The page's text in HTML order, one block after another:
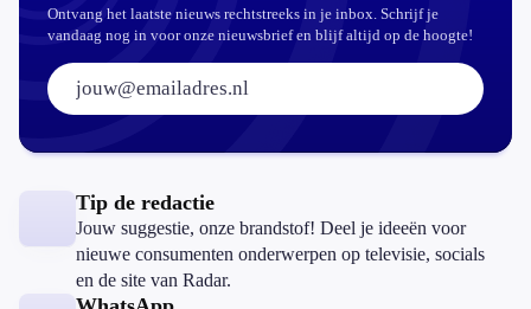
Ontvang het laatste nieuws rechtstreeks in je inbox. Schrijf je
vandaag nog in voor onze nieuwsbrief en blijf altijd op de hoogte!
E-mailadres:
Tip de redactie
Jouw suggestie, onze brandstof! Deel je ideeën voor
nieuwe consumenten onderwerpen op televisie, socials
en de site van Radar.